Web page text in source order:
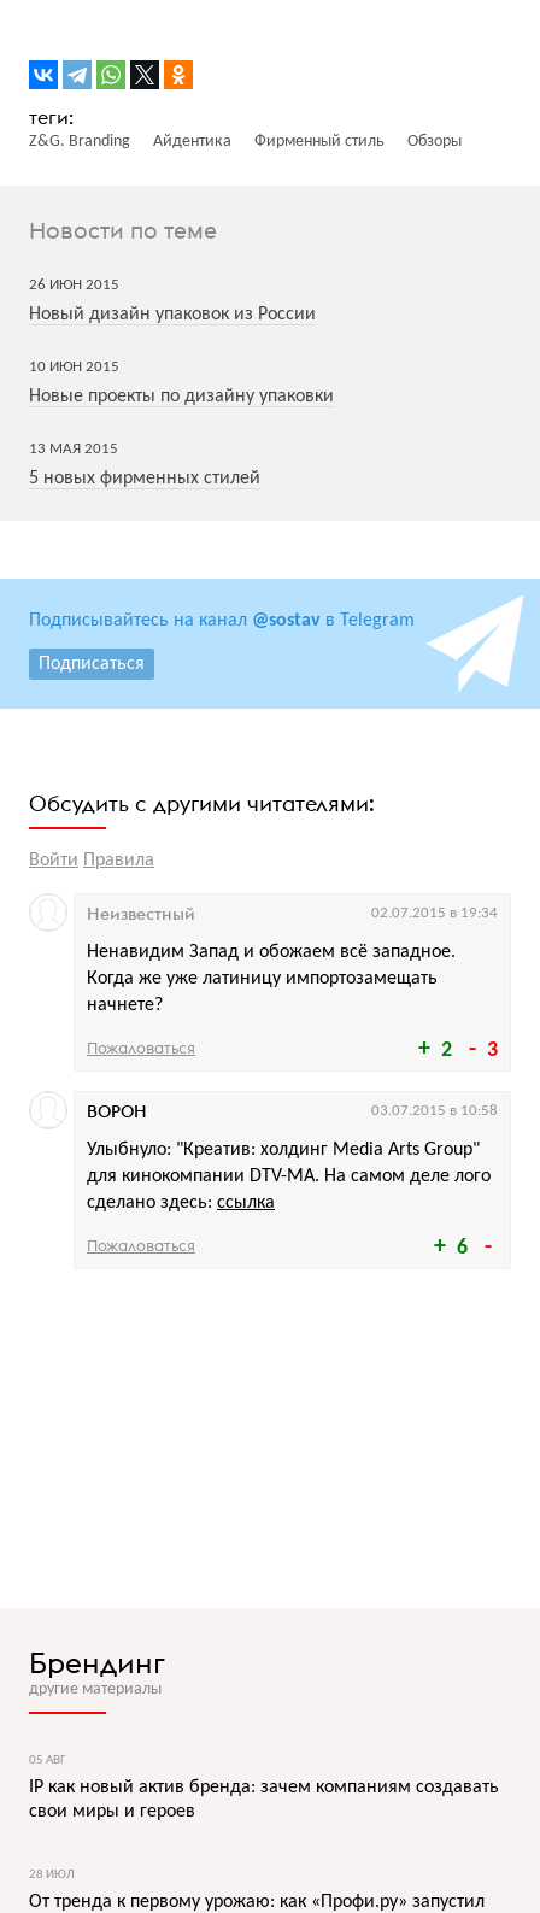
Z&G. Branding Айдентика Фирменный стиль Обзоры
Новости по теме
26 ИЮН 2015
Новый дизайн упаковок из России
10 ИЮН 2015
Новые проекты по дизайну упаковки
13 МАЯ 2015
5 новых фирменных стилей
Подписывайтесь на канал @sostav в Telegram
Подписаться
Обсудить с другими читателями:
Войти Правила
2 3
Ненавидим Запад и обожаем всё западное.
Когда же уже латиницу импортозамещать
начнете?
Неизвестный 02.07.2015 в 19:34
Пожаловаться
6
Улыбнуло: "Креатив: холдинг Media Arts Group"
для кинокомпании DTV-MA. На самом деле лого
сделано здесь: ссылка
ВОРОН 03.07.2015 в 10:58
Пожаловаться
Брендинг
другие материалы
05 АВГ
IP как новый актив бренда: зачем компаниям создавать
свои миры и героев
28 ИЮЛ
От тренда к первому урожаю: как «Профи.ру» запустил